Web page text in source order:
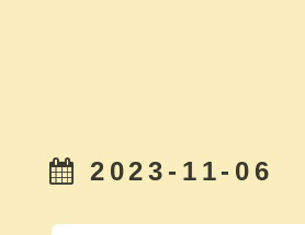
2023-11-06